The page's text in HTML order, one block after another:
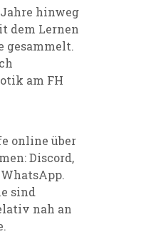
hinweg
dem Lernen
gesammelt.
am FH
online über
Discord,
sind
nah an